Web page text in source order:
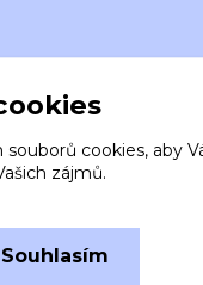
cookies, aby
zájmů.
Souhlasím